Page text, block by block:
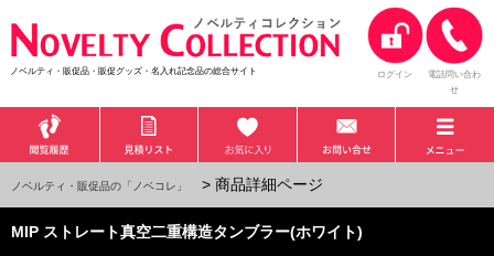
ノベルティ・販促品・販促グッズ・名入れ記念品の総合サイト ログイン
電話問い合わ
せ
ノベルティ・販促品の「ノベコレ」 > 商品詳細ページ
MIP ストレート真空二重構造タンブラー(ホワイト)